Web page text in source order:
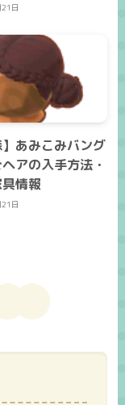
日
】あみこみバング
アの入手方法・
情報
日